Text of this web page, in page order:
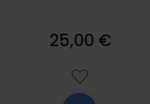
25,00 €